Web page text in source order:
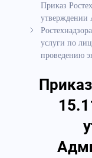
Приказ
утверждении
услуги по
проведению